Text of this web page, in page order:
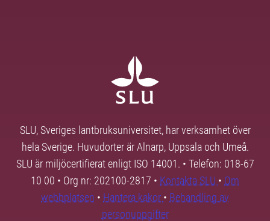
SLU, Sveriges lantbruksuniversitet, har verksamhet över
hela Sverige. Huvudorter är Alnarp, Uppsala och Umeå.
SLU är miljöcertifierat enligt ISO 14001. • Telefon: 018-67
10 00 • Org nr: 202100-2817 • Kontakta SLU • Om
webbplatsen • Hantera kakor • Behandling av
personuppgifter